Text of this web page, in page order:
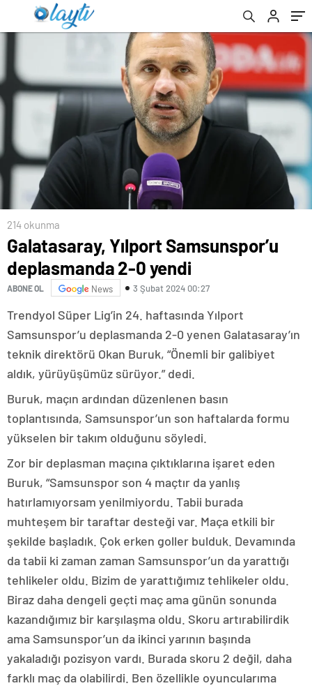
214 okunma
Galatasaray, Yılport Samsunspor’u
deplasmanda 2-0 yendi
ABONE OL News 3 Şubat 2024 00:27
Trendyol Süper Lig’in 24. haftasında Yılport
Samsunspor’u deplasmanda 2-0 yenen Galatasaray’ın
teknik direktörü Okan Buruk, “Önemli bir galibiyet
aldık, yürüyüşümüz sürüyor.” dedi.
Buruk, maçın ardından düzenlenen basın
toplantısında, Samsunspor’un son haftalarda formu
yükselen bir takım olduğunu söyledi.
Zor bir deplasman maçına çıktıklarına işaret eden
Buruk, “Samsunspor son 4 maçtır da yanlış
hatırlamıyorsam yenilmiyordu. Tabii burada
muhteşem bir taraftar desteği var. Maça etkili bir
şekilde başladık. Çok erken goller bulduk. Devamında
da tabii ki zaman zaman Samsunspor’un da yarattığı
tehlikeler oldu. Bizim de yarattığımız tehlikeler oldu.
Biraz daha dengeli geçti maç ama günün sonunda
kazandığımız bir karşılaşma oldu. Skoru artırabilirdik
ama Samsunspor’un da ikinci yarının başında
yakaladığı pozisyon vardı. Burada skoru 2 değil, daha
farklı maç da olabilirdi. Ben özellikle oyuncularıma